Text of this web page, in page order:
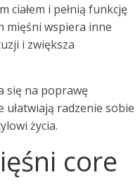
ciałem i pełnią funkcję
mięśni wspiera inne
i zwiększa
się na poprawę
radzenie sobie
życia.
core